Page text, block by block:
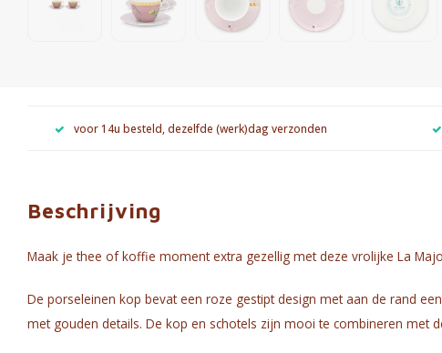
voor 14u besteld, dezelfde (werk)dag verzonden
Beschrijving
Maak je thee of koffie moment extra gezellig met deze vrolijke La
De porseleinen kop bevat een roze gestipt design met aan de rand
met gouden details. De kop en schotels zijn mooi te combineren met